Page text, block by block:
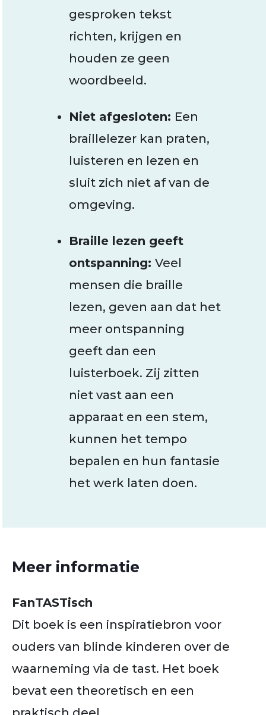
gesproken tekst
richten, krijgen en
houden ze geen
woordbeeld.
Niet afgesloten: Een
braillelezer kan praten,
luisteren en lezen en
sluit zich niet af van de
omgeving.
Braille lezen geeft
ontspanning: Veel
mensen die braille
lezen, geven aan dat het
meer ontspanning
geeft dan een
luisterboek. Zij zitten
niet vast aan een
apparaat en een stem,
kunnen het tempo
bepalen en hun fantasie
het werk laten doen.
Meer informatie
FanTASTisch
Dit boek is een inspiratiebron voor
ouders van blinde kinderen over de
waarneming via de tast. Het boek
bevat een theoretisch en een